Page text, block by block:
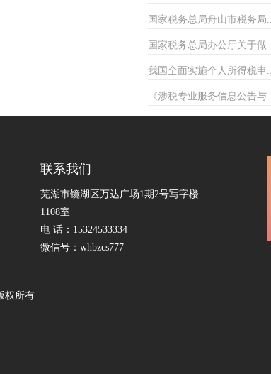
国家税务总局舟山市税务局...
国家税务总局办公厅关于做...
我国全面实施个人所得税申...
《涉税专业服务信息公告与...
联系我们
芜湖市镜湖区万达广场1期2号写字楼
1108室
电 话：15324533334
微信号：whbzcs777
权所有